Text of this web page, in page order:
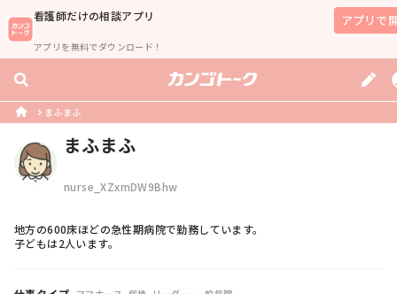
看護師だけの相談アプリ
アプリを無料でダウンロード！
アプリで
まふまふ
まふまふ
nurse_XZxmDW9Bhw
地方の600床ほどの急性期病院で勤務しています。
子どもは2人います。